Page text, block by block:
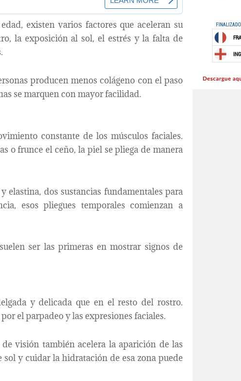
existen varios factores que aceleran su
la exposición al sol, el estrés y la falta de
producen menos colágeno con el paso
se marquen con mayor facilidad.
constante de los músculos faciales.
o frunce el ceño, la piel se pliega de manera
elastina, dos sustancias fundamentales para
esos pliegues temporales comienzan a
ser las primeras en mostrar signos de
y delicada que en el resto del rostro.
el parpadeo y las expresiones faciales.
visión también acelera la aparición de las
sol y cuidar la hidratación de esa zona puede